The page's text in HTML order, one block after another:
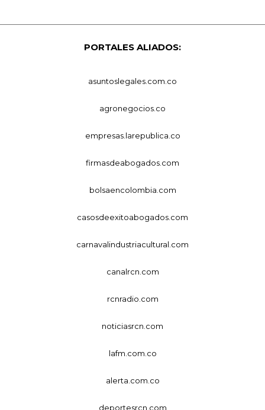
PORTALES ALIADOS:
asuntoslegales.com.co
agronegocios.co
empresas.larepublica.co
firmasdeabogados.com
bolsaencolombia.com
casosdeexitoabogados.com
carnavalindustriacultural.com
canalrcn.com
rcnradio.com
noticiasrcn.com
lafm.com.co
alerta.com.co
deportesrcn.com